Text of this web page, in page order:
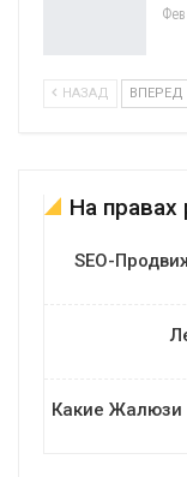
НАЗАД ВПЕРЕД
На
SEO-
Какие Жалюзи